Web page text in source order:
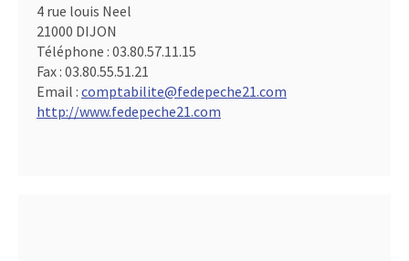
4 rue louis Neel
21000 DIJON
Téléphone : 03.80.57.11.15
Fax : 03.80.55.51.21
Email : comptabilite@fedepeche21.com
http://www.fedepeche21.com